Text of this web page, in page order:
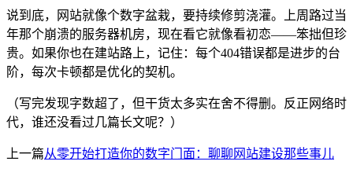
说到底，网站就像个数字盆栽，要持续修剪浇灌。上周路过当
年那个崩溃的服务器机房，现在看它就像看初恋——笨拙但珍
贵。如果你也在建站路上，记住：每个404错误都是进步的台
阶，每次卡顿都是优化的契机。
（写完发现字数超了，但干货太多实在舍不得删。反正网络时
代，谁还没看过几篇长文呢？）
上一篇从零开始打造你的数字门面：聊聊网站建设那些事儿